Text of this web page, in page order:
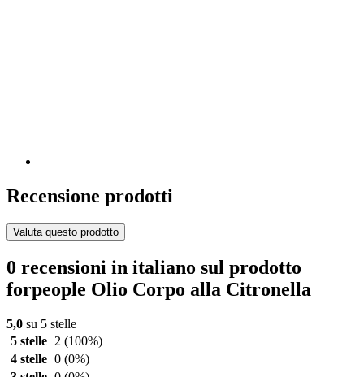
Recensione prodotti
Valuta questo prodotto
0 recensioni in italiano sul prodotto
forpeople Olio Corpo alla Citronella
5,0 su 5 stelle
5 stelle
2 (100%)
4 stelle 0 (0%)